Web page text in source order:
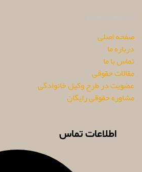
صفحه اصلی
درباره ما
تماس با ما
مقالات حقوقی
عضویت در طرح وکیل خانوادگی
مشاوره حقوقی رایگان
اطلاعات تماس